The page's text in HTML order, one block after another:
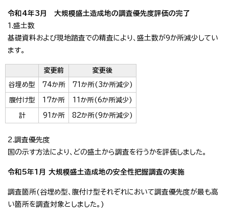
令和4年3月 大規模盛土造成地の調査優先度評価の完了
1.盛土数
基礎資料および現地踏査での精査により、盛土数が9か所減少してい
ます。
変更前 変更後
谷埋め型 74か所 71か所(3か所減少)
腹付け型 17か所 11か所(6か所減少)
計 91か所 82か所(9か所減少)
2.調査優先度
国の示す方法により、どの盛土から調査を行うかを評価しました。
令和5年1月 大規模盛土造成地の安全性把握調査の実施
調査箇所(谷埋め型、腹付け型それぞれにおいて調査優先度が最も高
い箇所を調査対象としました。)